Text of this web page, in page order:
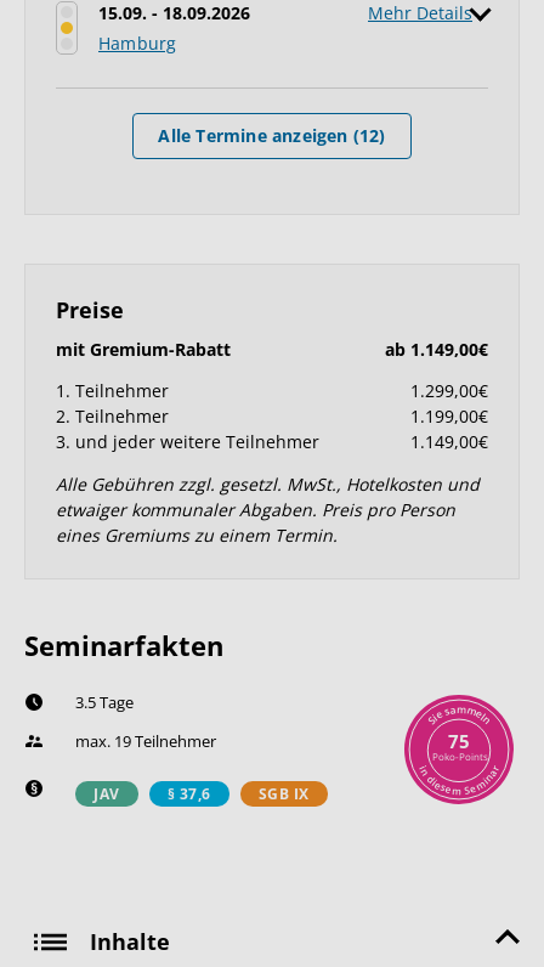
Inhalte
15.09. - 18.09.2026
Hamburg
Mehr Details
Alle Termine anzeigen (12)
Preise
mit Gremium-Rabatt
ab 1.149,00€
1. Teilnehmer
1.299,00€
2. Teilnehmer
1.199,00€
3. und jeder weitere Teilnehmer
1.149,00€
Alle Gebühren zzgl. gesetzl. MwSt., Hotelkosten und
etwaiger kommunaler Abgaben. Preis pro Person
eines Gremiums zu einem Termin.
Seminarfakten
3.5 Tage
max. 19 Teilnehmer
JAV § 37,6 SGB IX
i
n
d
iesemSemi
n
a
r
S
iesammel
n
75
Poko-Points